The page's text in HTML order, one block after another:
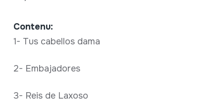
Contenu:
1- Tus cabellos dama
2- Embajadores
3- Reis de Laxoso